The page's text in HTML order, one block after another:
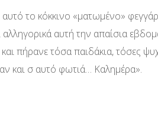
το κόκκινο «ματωμένο»
αυτή την απαίσια
πήρανε τόσα παιδάκια, τόσες
και σ αυτό φωτιά… Καλημέρα».